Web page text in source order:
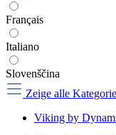
Français
Italiano
Slovenščina
Zeige alle
Viking by